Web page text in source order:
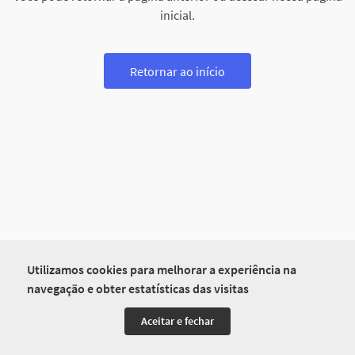
Utilizamos cookies para melhorar a experiência na
navegação e obter estatísticas das visitas
Aceitar e fechar
inicial.
Retornar ao início